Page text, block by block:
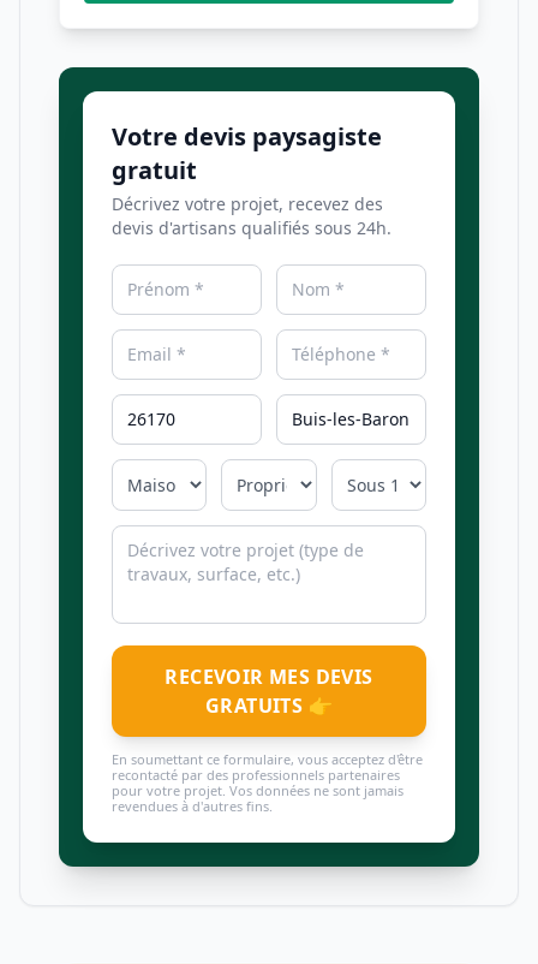
Votre devis paysagiste
gratuit
Décrivez votre projet, recevez des
devis d'artisans qualifiés sous 24h.
RECEVOIR MES DEVIS
GRATUITS 👉
En soumettant ce formulaire, vous acceptez d'être
recontacté par des professionnels partenaires
pour votre projet. Vos données ne sont jamais
revendues à d'autres fins.